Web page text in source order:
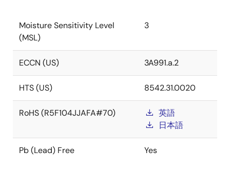
Moisture Sensitivity Level
(MSL)
3
ECCN (US) 3A991.a.2
HTS (US) 8542.31.0020
RoHS (R5F104JJAFA#70)
英語
日本語
Pb (Lead) Free Yes